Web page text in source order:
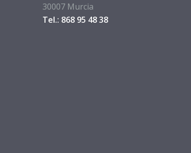
30007 Murcia
Tel.: 868 95 48 38